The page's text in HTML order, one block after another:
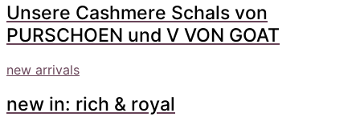
Unsere Cashmere Schals von
PURSCHOEN und V VON GOAT
new arrivals
new in: rich & royal